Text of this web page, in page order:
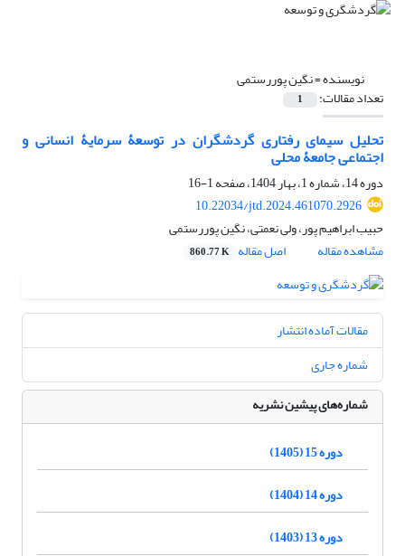
نویسنده =نگین پوررستمی
تعداد مقالات: 1
تحلیل سیمای رفتاری گردشگران در توسعۀ سرمایۀ انسانی و
اجتماعی جامعۀ محلی
دوره 14، شماره 1، بهار 1404، صفحه
1-16
10.22034/jtd.2024.461070.2926
حبیب ابراهیم پور، ولی نعمتی، نگین پوررستمی
مشاهده مقاله
اصل مقاله 860.77 K
مقالات آماده انتشار
شماره جاری
شماره‌های پیشین نشریه
دوره 15 (1405)
دوره 14 (1404)
دوره 13 (1403)